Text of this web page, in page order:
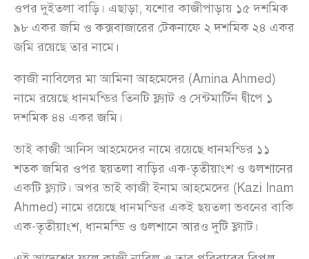
ওপর দুইতলা বাড়ি। এছাড়া, যশোর কাজীপাড়ায় ১৫ দশমিক
৯৮ একর জমি ও কক্সবাজারের টেকনাফে ২ দশমিক ২৪ একর
জমি রয়েছে তার নামে।
কাজী নাবিলের মা আমিনা আহমেদের (Amina Ahmed)
নামে রয়েছে ধানমন্ডির তিনটি ফ্ল্যাট ও সেন্টমার্টিন দ্বীপে ১
দশমিক ৪৪ একর জমি।
ভাই কাজী আনিস আহমেদের নামে রয়েছে ধানমন্ডির ১১
শতক জমির ওপর ছয়তলা বাড়ির এক-তৃতীয়াংশ ও গুলশানের
একটি ফ্ল্যাট। অপর ভাই কাজী ইনাম আহমেদের (Kazi Inam
Ahmed) নামে রয়েছে ধানমন্ডির একই ছয়তলা ভবনের বাকি
এক-তৃতীয়াংশ, ধানমন্ডি ও গুলশানে আরও দুটি ফ্ল্যাট।